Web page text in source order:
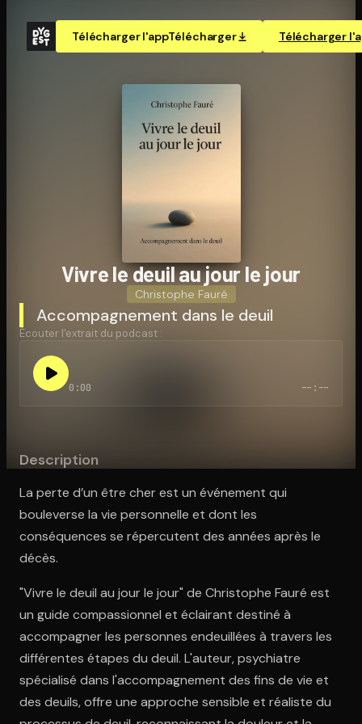
Télécharger l'appTélécharger Télécharger
Vivre le deuil au jour le jour
Christophe Fauré
Accompagnement dans le deuil
Écouter l'extrait du podcast :
0:00 --:--
Description
La perte d’un être cher est un événement qui
bouleverse la vie personnelle et dont les
conséquences se répercutent des années après le
décès.
"Vivre le deuil au jour le jour" de Christophe Fauré est
un guide compassionnel et éclairant destiné à
accompagner les personnes endeuillées à travers les
différentes étapes du deuil. L'auteur, psychiatre
spécialisé dans l'accompagnement des fins de vie et
des deuils, offre une approche sensible et réaliste du